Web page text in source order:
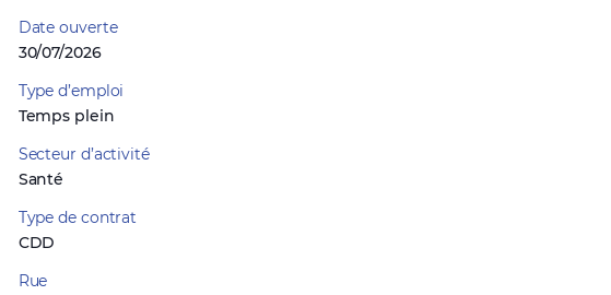
Date ouverte
30/07/2026
Type d’emploi
Temps plein
Secteur d’activité
Santé
Type de contrat
CDD
Rue